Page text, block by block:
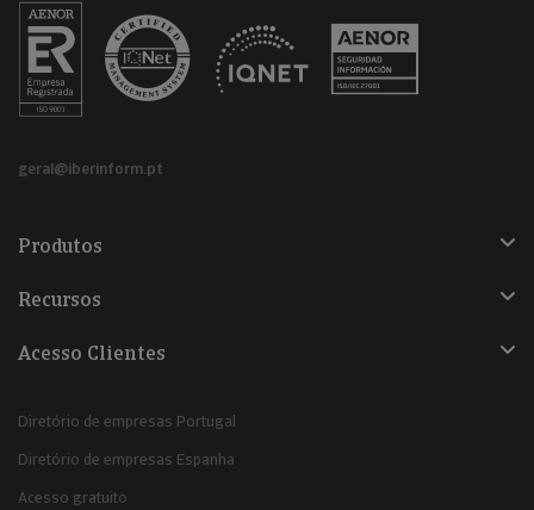
geral@iberinform.pt
Produtos
Recursos
Acesso Clientes
Diretório de empresas Portugal
Diretório de empresas Espanha
Acesso gratuito